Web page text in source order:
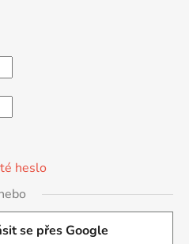
heslo
se přes Google